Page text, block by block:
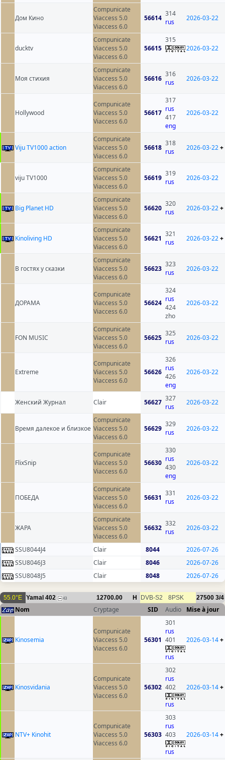
Дом Кино
Compunicate
Viaccess 5.0
Viaccess 6.0
56614
314
rus
2026-03-22
ducktv
Compunicate
Viaccess 5.0
Viaccess 6.0
56615
315
2026-03-22
Моя стихия
Compunicate
Viaccess 5.0
Viaccess 6.0
56616
316
rus
2026-03-22
Hollywood
Compunicate
Viaccess 5.0
Viaccess 6.0
56617
317
rus
417
eng
2026-03-22
Viju TV1000 action
Compunicate
Viaccess 5.0
Viaccess 6.0
56618
318
rus
2026-03-22+
viju TV1000
Compunicate
Viaccess 5.0
Viaccess 6.0
56619
319
rus
2026-03-22
Big Planet HD
Compunicate
Viaccess 5.0
Viaccess 6.0
56620
320
rus
2026-03-22+
Kinoliving HD
Compunicate
Viaccess 5.0
Viaccess 6.0
56621
321
rus
2026-03-22+
В гостях у сказки
Compunicate
Viaccess 5.0
Viaccess 6.0
56623
323
rus
2026-03-22
ДОРАМА
Compunicate
Viaccess 5.0
Viaccess 6.0
56624
324
rus
424
zho
2026-03-22
FON MUSIC
Compunicate
Viaccess 5.0
Viaccess 6.0
56625
325
rus
2026-03-22
Extreme
Compunicate
Viaccess 5.0
Viaccess 6.0
56626
326
rus
426
eng
2026-03-22
Женский Журнал Clair 56627 327
rus
2026-03-22
Время далекое и близкое
Compunicate
Viaccess 5.0
Viaccess 6.0
56629
329
rus
2026-03-22
FlixSnip
Compunicate
Viaccess 5.0
Viaccess 6.0
56630
330
rus
430
eng
2026-03-22
ПОБЕДА
Compunicate
Viaccess 5.0
Viaccess 6.0
56631
331
rus
2026-03-22
ЖАРА
Compunicate
Viaccess 5.0
Viaccess 6.0
56632
332
rus
2026-03-22
SSU8044J4 Clair 8044
2026-07-26
SSU8046J3
Clair 8046
2026-07-26
SSU8048J5
Clair 8048 2026-07-26
55.0°E Yamal 402 43 12700.00 H DVB-S2 8PSK 27500 3/4
Nom Cryptage SID Audio Mise à jour
Kinosemia
Compunicate
Viaccess 5.0
Viaccess 6.0
56301
301
rus
401
rus
2026-03-14+
Kinosvidania
Compunicate
Viaccess 5.0
Viaccess 6.0
56302
302
rus
402
rus
2026-03-14+
NTV+ Kinohit
Compunicate
Viaccess 5.0
Viaccess 6.0
56303
303
rus
403
rus
2026-03-14+